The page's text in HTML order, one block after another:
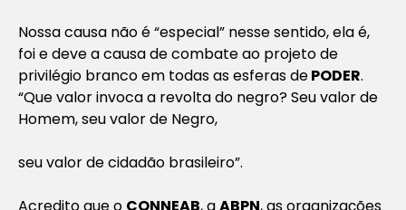
Nossa causa não é “especial” nesse sentido, ela é,
foi e deve a causa de combate ao projeto de
privilégio branco em todas as esferas dePODER.
“Que valor invoca a revolta do negro? Seu valor de
Homem, seu valor de Negro,
seu valor de cidadão brasileiro”.
Acredito que o CONNEAB, aABPN, as organizações